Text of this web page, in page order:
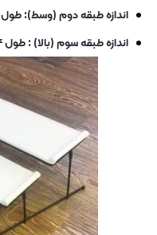
اندازه طبقه دوم (وسط): طول ۴۰ در عرض ۱۵ در ارتفاع ۱۳ CM
اندازه طبقه سوم (بالا) : طول ۴۴ در عرض ۱۴ در ارتفاع ۱۸ CM